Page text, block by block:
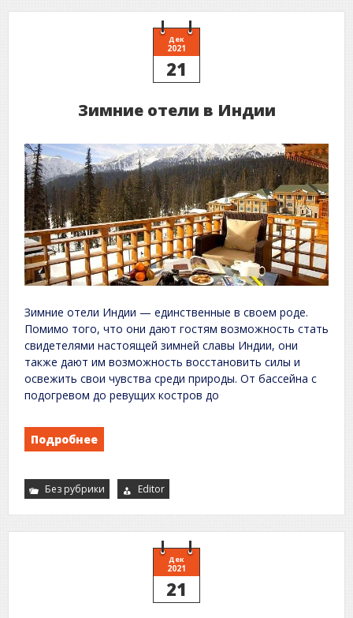
Дек
2021
21
Зимние отели в Индии
Зимние отели Индии — единственные в своем роде.
Помимо того, что они дают гостям возможность стать
свидетелями настоящей зимней славы Индии, они
также дают им возможность восстановить силы и
освежить свои чувства среди природы. От бассейна с
подогревом до ревущих костров до
Подробнее
Без рубрики Editor
Дек
2021
21